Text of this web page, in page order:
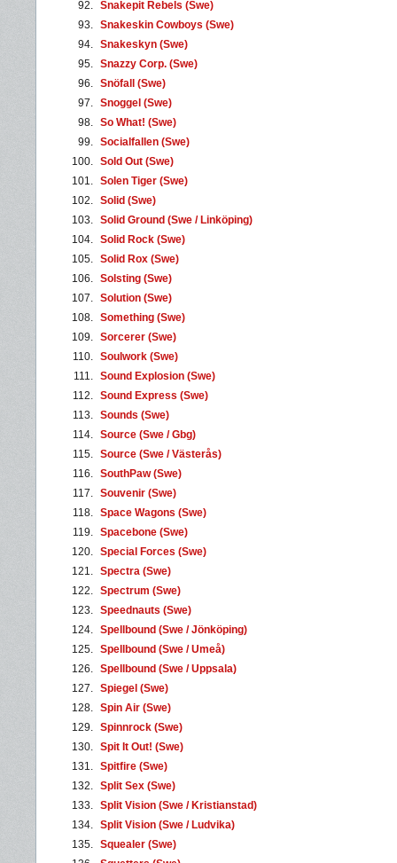
92. Snakepit Rebels (Swe)
93. Snakeskin Cowboys (Swe)
94. Snakeskyn (Swe)
95. Snazzy Corp. (Swe)
96. Snöfall (Swe)
97. Snoggel (Swe)
98. So What! (Swe)
99. Socialfallen (Swe)
100. Sold Out (Swe)
101. Solen Tiger (Swe)
102. Solid (Swe)
103. Solid Ground (Swe / Linköping)
104. Solid Rock (Swe)
105. Solid Rox (Swe)
106. Solsting (Swe)
107. Solution (Swe)
108. Something (Swe)
109. Sorcerer (Swe)
110. Soulwork (Swe)
111. Sound Explosion (Swe)
112. Sound Express (Swe)
113. Sounds (Swe)
114. Source (Swe / Gbg)
115. Source (Swe / Västerås)
116. SouthPaw (Swe)
117. Souvenir (Swe)
118. Space Wagons (Swe)
119. Spacebone (Swe)
120. Special Forces (Swe)
121. Spectra (Swe)
122. Spectrum (Swe)
123. Speednauts (Swe)
124. Spellbound (Swe / Jönköping)
125. Spellbound (Swe / Umeå)
126. Spellbound (Swe / Uppsala)
127. Spiegel (Swe)
128. Spin Air (Swe)
129. Spinnrock (Swe)
130. Spit It Out! (Swe)
131. Spitfire (Swe)
132. Split Sex (Swe)
133. Split Vision (Swe / Kristianstad)
134. Split Vision (Swe / Ludvika)
135. Squealer (Swe)